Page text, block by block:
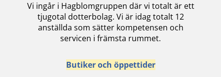
Vi ingår i Hagblomgruppen där vi totalt är ett
tjugotal dotterbolag. Vi är idag totalt 12
anställda som sätter kompetensen och
servicen i främsta rummet.
Butiker och öppettider